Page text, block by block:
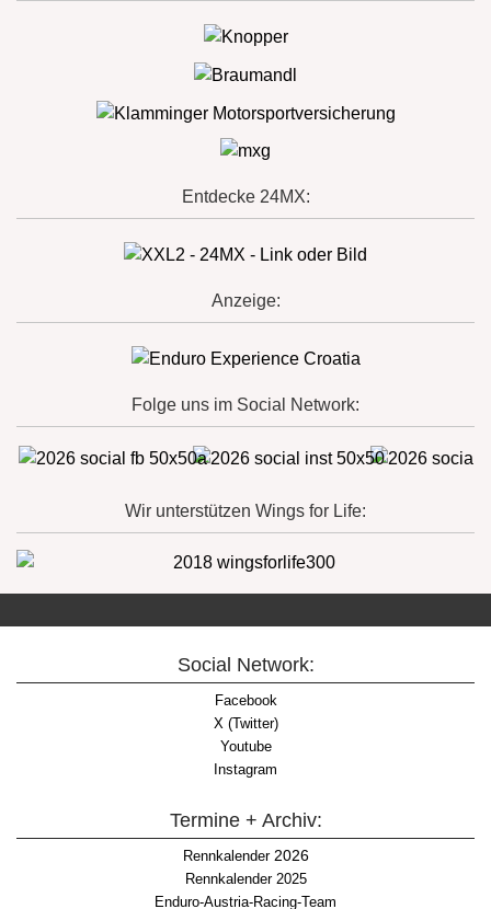
Entdecke 24MX:
Anzeige:
Folge uns im Social Network:
Wir unterstützen Wings for Life:
Social Network:
Facebook
X (Twitter)
Youtube
Instagram
Termine + Archiv:
Rennkalender2026
Rennkalender 2025
Enduro-Austria-Racing-Team